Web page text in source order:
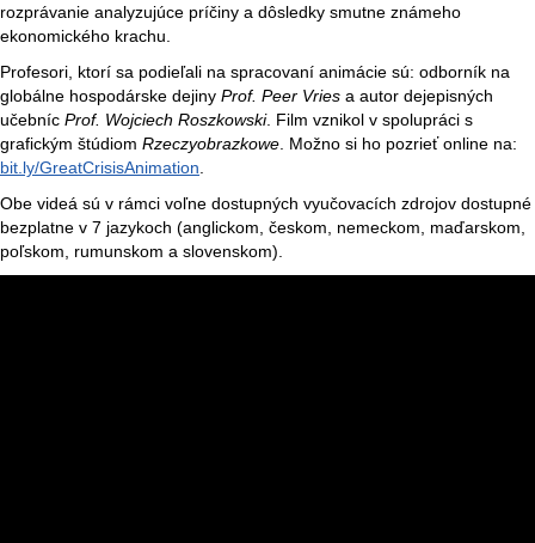
rozprávanie analyzujúce príčiny a dôsledky smutne známeho
ekonomického krachu.
Profesori, ktorí sa podieľali na spracovaní animácie sú: odborník na
globálne hospodárske dejiny Prof. Peer Vries a autor dejepisných
učebníc Prof. Wojciech Roszkowski. Film vznikol v spolupráci s
grafickým štúdiom Rzeczyobrazkowe . Možno si ho pozrieť online na:
bit.ly/GreatCrisisAnimation
Obe videá sú v rámci voľne dostupných vyučovacích zdrojov dostupné
bezplatne v 7 jazykoch (anglickom, českom, nemeckom, maďarskom,
poľskom, rumunskom a slovenskom).